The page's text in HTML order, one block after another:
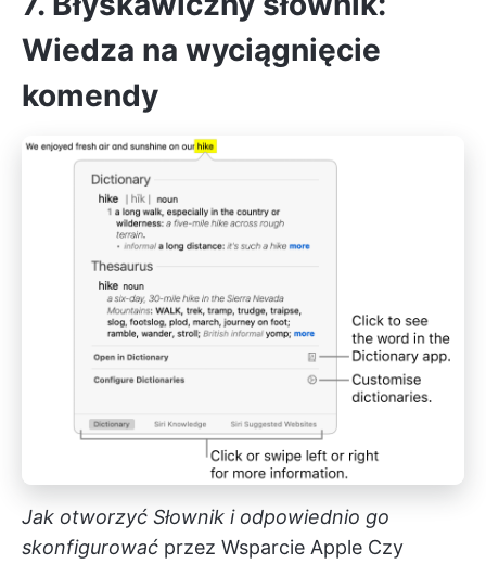
Wiedza na wyciągnięcie
komendy
Jak otworzyć Słownik i odpowiednio go
skonfigurować przez Wsparcie Apple Czy